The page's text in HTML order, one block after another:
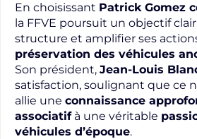
En choisissant Patrick Gomez
la FFVE poursuit un objectif
structure et amplifier ses
préservation des véhicules
Son président, Jean-Louis
satisfaction, soulignant que ce
allie une connaissance
associatifà une véritable
véhicules d’époque.